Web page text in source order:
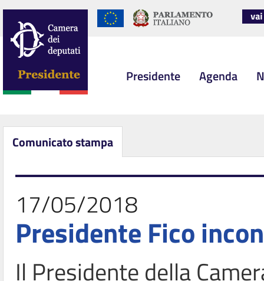
Presidente Agenda
Comunicato stampa
17/05/2018
Presidente Fico
Il Presidente della